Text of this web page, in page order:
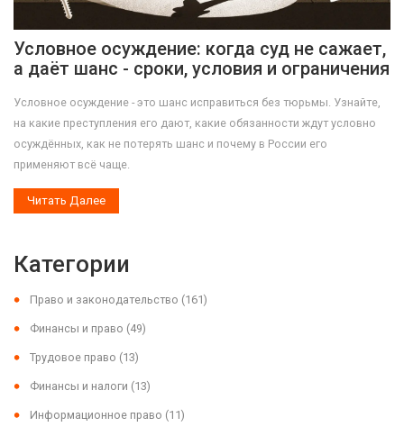
Условное осуждение: когда суд не сажает,
а даёт шанс - сроки, условия и ограничения
Условное осуждение - это шанс исправиться без тюрьмы. Узнайте,
на какие преступления его дают, какие обязанности ждут условно
осуждённых, как не потерять шанс и почему в России его
применяют всё чаще.
Читать Далее
Категории
Право и законодательство (161)
Финансы и право (49)
Трудовое право (13)
Финансы и налоги (13)
Информационное право (11)